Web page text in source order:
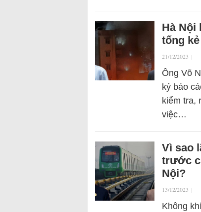
Hà Nội
tống
21/12/2023 |
Ông Võ
ký báo
kiểm tra,
việc…
Vì sao
trước
Nội?
13/12/2023 |
Không